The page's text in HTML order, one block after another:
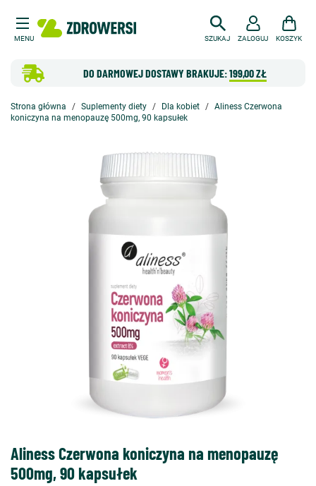
MENU SZUKAJ
DO DARMOWEJ DOSTAWY BRAKUJE:199,00 ZŁ
ZALOGUJ KOSZYK
Strona główna Suplementy diety Dla kobiet
Aliness Czerwona
koniczyna na menopauzę 500mg, 90 kapsułek
Aliness Czerwona koniczyna na menopauzę
500mg, 90 kapsułek